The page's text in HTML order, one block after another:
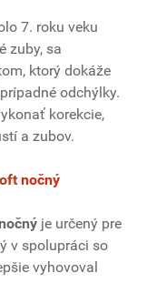
7. roku veku
zuby, sa
ktorý dokáže
odchýlky.
korekcie,
a zubov.
nočný
je určený pre
v spolupráci so
vyhovoval